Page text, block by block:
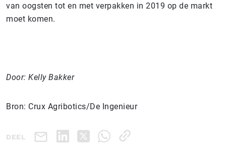
van oogsten tot en met verpakken in 2019 op de markt
moet komen.
Door: Kelly Bakker
Bron: Crux Agribotics/De Ingenieur
DEEL